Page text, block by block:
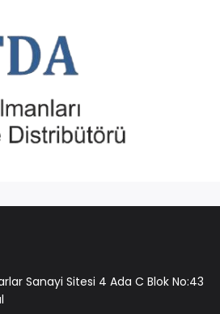
Sanayi Sitesi 4 Ada C Blok No:43